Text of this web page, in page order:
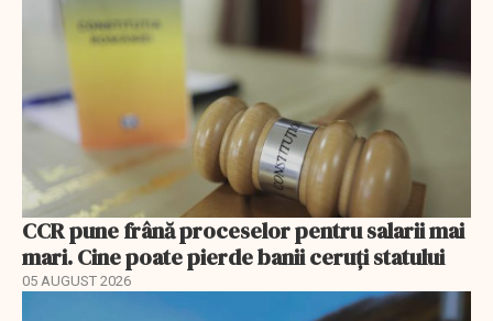
CCR pune frână proceselor pentru salarii mai
mari. Cine poate pierde banii ceruți statului
05 AUGUST 2026